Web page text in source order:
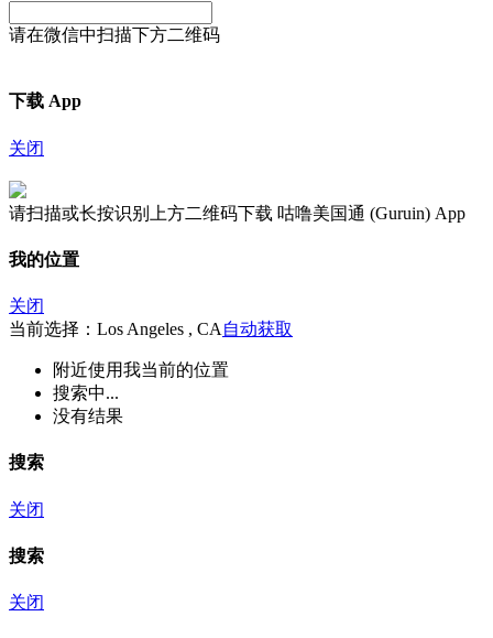
请在微信中扫描下方二维码
下载 App
关闭
请扫描或长按识别上方二维码下载 咕噜美国通 (Guruin) App
我的位置
关闭
当前选择：Los Angeles , CA 自动获取
附近使用我当前的位置
搜索中...
没有结果
搜索
关闭
搜索
关闭